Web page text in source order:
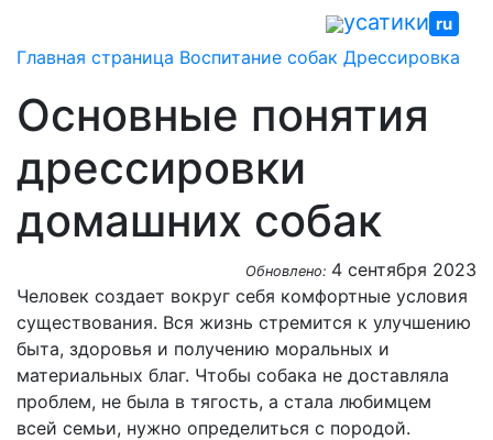
content
усатики ru
Главная страница Воспитание собак Дрессировка
Основные понятия
дрессировки
домашних собак
Обновлено: 4 сентября 2023
Человек создает вокруг себя комфортные условия
существования. Вся жизнь стремится к улучшению
быта, здоровья и получению моральных и
материальных благ. Чтобы собака не доставляла
проблем, не была в тягость, а стала любимцем
всей семьи, нужно определиться с породой.